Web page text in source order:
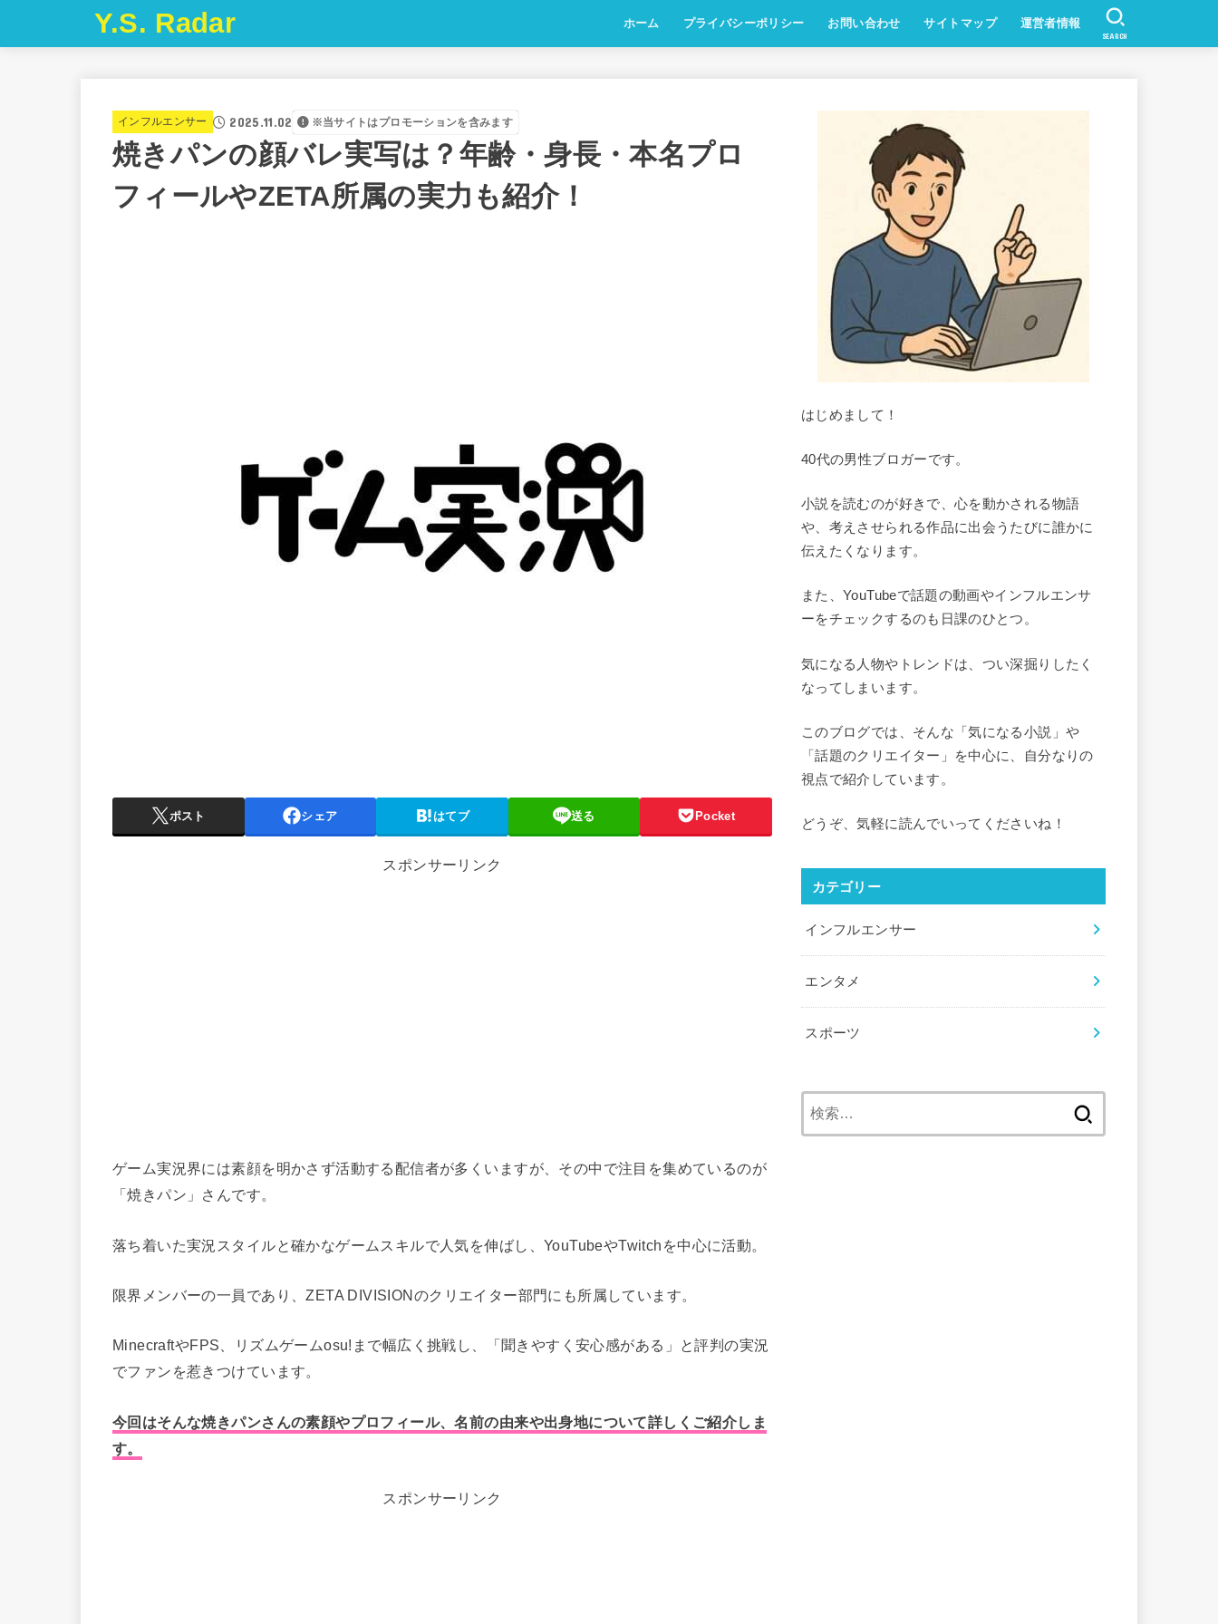
Y.S. Radar ホーム プライバシーポリシー お問い合わせ サイトマップ 運営者情報
SEARCH
インフルエンサー 2025.11.02 ※当サイトはプロモーションを含みます
焼きパンの顔バレ実写は？年齢・身長・本名プロ
フィールやZETA所属の実力も紹介！
ポスト シェア はてブ 送る Pocket
スポンサーリンク
ゲーム実況界には素顔を明かさず活動する配信者が多くいますが、その中で注目を集めているのが
「焼きパン」さんです。
落ち着いた実況スタイルと確かなゲームスキルで人気を伸ばし、YouTubeやTwitchを中心に活動。
限界メンバーの一員であり、ZETA DIVISIONのクリエイター部門にも所属しています。
MinecraftやFPS、リズムゲームosu!まで幅広く挑戦し、「聞きやすく安心感がある」と評判の実況
でファンを惹きつけています。
今回はそんな焼きパンさんの素顔やプロフィール、名前の由来や出身地について詳しくご紹介しま
す。
スポンサーリンク
はじめまして！
40代の男性ブロガーです。
小説を読むのが好きで、心を動かされる物語
や、考えさせられる作品に出会うたびに誰かに
伝えたくなります。
また、YouTubeで話題の動画やインフルエンサ
ーをチェックするのも日課のひとつ。
気になる人物やトレンドは、つい深掘りしたく
なってしまいます。
このブログでは、そんな「気になる小説」や
「話題のクリエイター」を中心に、自分なりの
視点で紹介しています。
どうぞ、気軽に読んでいってくださいね！
カテゴリー
インフルエンサー
エンタメ
スポーツ